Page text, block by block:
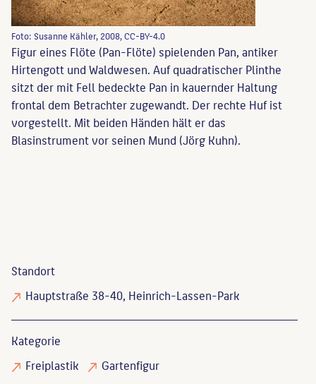
Foto: Susanne Kähler, 2008, CC-BY-4.0
Figur eines Flöte (Pan-Flöte) spielenden Pan, antiker
Hirtengott und Waldwesen. Auf quadratischer Plinthe
sitzt der mit Fell bedeckte Pan in kauernder Haltung
frontal dem Betrachter zugewandt. Der rechte Huf ist
vorgestellt. Mit beiden Händen hält er das
Blasinstrument vor seinen Mund (Jörg Kuhn).
Standort
Hauptstraße 38-40, Heinrich-Lassen-Park
Kategorie
Freiplastik
Gartenfigur